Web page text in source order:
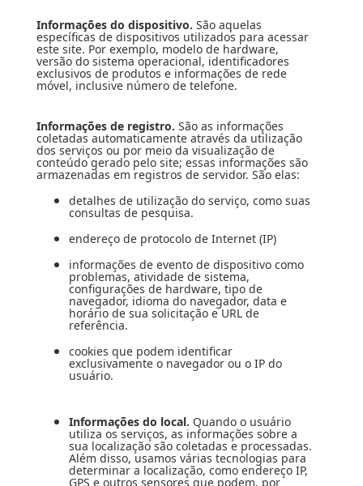
Informações do dispositivo. São aquelas
específicas de dispositivos utilizados para acessar
este site. Por exemplo, modelo de hardware,
versão do sistema operacional, identificadores
exclusivos de produtos e informações de rede
móvel, inclusive número de telefone.
Informações de registro. São as informações
coletadas automaticamente através da utilização
dos serviços ou por meio da visualização de
conteúdo gerado pelo site; essas informações são
armazenadas em registros de servidor. São elas:
detalhes de utilização do serviço, como suas
consultas de pesquisa.
endereço de protocolo de Internet (IP)
informações de evento de dispositivo como
problemas, atividade de sistema,
configurações de hardware, tipo de
navegador, idioma do navegador, data e
horário de sua solicitação e URL de
referência.
cookies que podem identificar
exclusivamente o navegador ou o IP do
usuário.
Informações do local. Quando o usuário
utiliza os serviços, as informações sobre a
sua localização são coletadas e processadas.
Além disso, usamos várias tecnologias para
determinar a localização, como endereço IP,
GPS e outros sensores que podem, por